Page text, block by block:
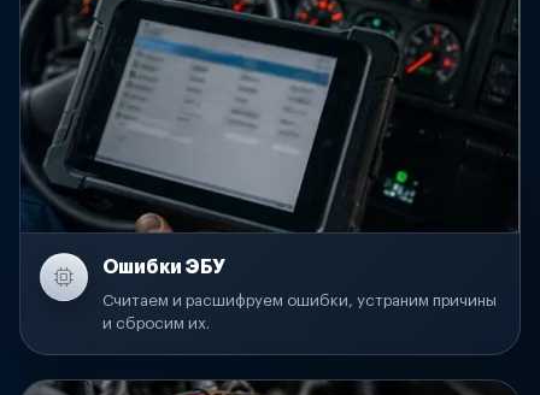
Ошибки ЭБУ
Считаем и расшифруем ошибки, устраним причины
и сбросим их.